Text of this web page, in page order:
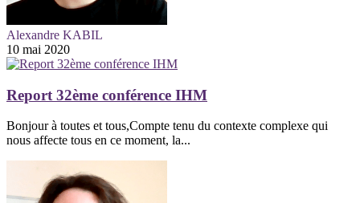
Alexandre KABIL
10 mai 2020
Report 32ème conférence IHM
Bonjour à toutes et tous,Compte tenu du contexte complexe qui
nous affecte tous en ce moment, la...